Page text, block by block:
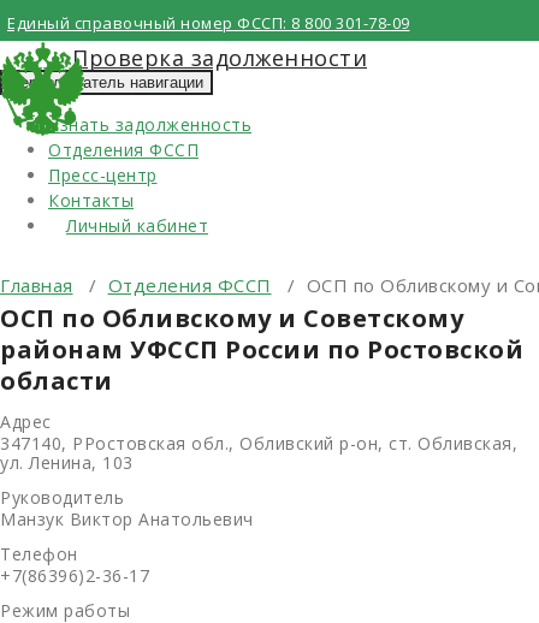
Перейти
к
содержимому
Единый справочный номер ФССП: 8 800 301-78-09
Проверка задолженности
Переключатель навигации
Узнать задолженность
Отделения ФССП
Пресс-центр
Контакты
Личный кабинет
Главная / Отделения ФССП / ОСП по Обливскому и
ОСП по Обливскому и Советскому
районам УФССП России по Ростовской
области
Адрес
347140, РРостовская обл., Обливский р-он, ст. Обливская,
ул. Ленина, 103
Руководитель
Манзук Виктор Анатольевич
Телефон
+7(86396)2-36-17
Режим работы